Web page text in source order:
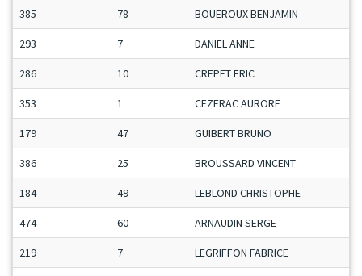
385 78 BOUEROUX BENJAMIN
293 7 DANIEL ANNE
286 10 CREPET ERIC
353 1 CEZERAC AURORE
179 47 GUIBERT BRUNO
386 25 BROUSSARD VINCENT
184 49 LEBLOND CHRISTOPHE
474 60 ARNAUDIN SERGE
219 7 LEGRIFFON FABRICE